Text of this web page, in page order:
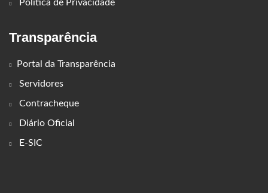
Política de Privacidade
Transparência
Portal da Transparência
Servidores
Contracheque
Diário Oficial
E-SIC